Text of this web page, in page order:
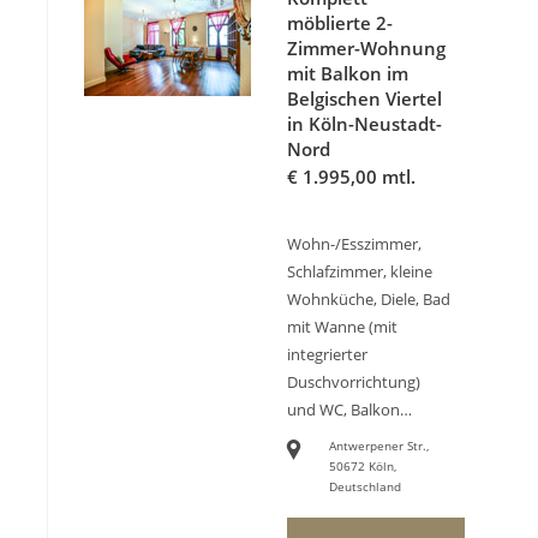
möblierte 2-
Zimmer-Wohnung
mit Balkon im
Belgischen Viertel
in Köln-Neustadt-
Nord
€ 1.995,00 mtl.
Wohn-/Esszimmer,
Schlafzimmer, kleine
Wohnküche, Diele, Bad
mit Wanne (mit
integrierter
Duschvorrichtung)
und WC, Balkon…
Antwerpener Str.,
50672 Köln,
Deutschland